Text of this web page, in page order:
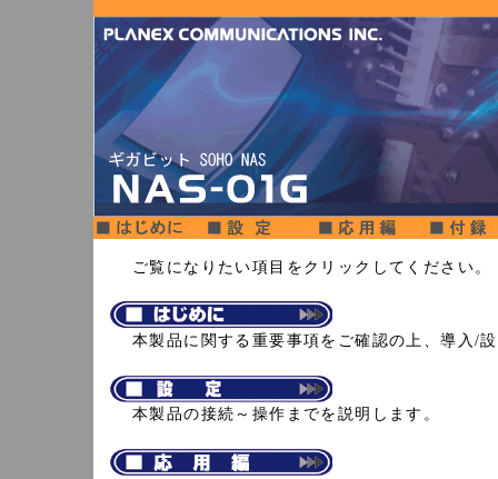
ご覧になりたい項目をクリックしてください。
本製品に関する重要事項をご確認の上、導入/
本製品の接続～操作までを説明します。